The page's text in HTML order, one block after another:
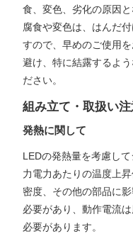
食、変色、劣化の原因
腐食や変色は、はんだ
すので、早めのご使用
避け、特に結露するよ
ださい。
組み立て・取扱い
発熱に関して
LEDの発熱量を考慮し
力電力あたりの温度上
密度、その他の部品に
必要があり、動作電流
必要があります。